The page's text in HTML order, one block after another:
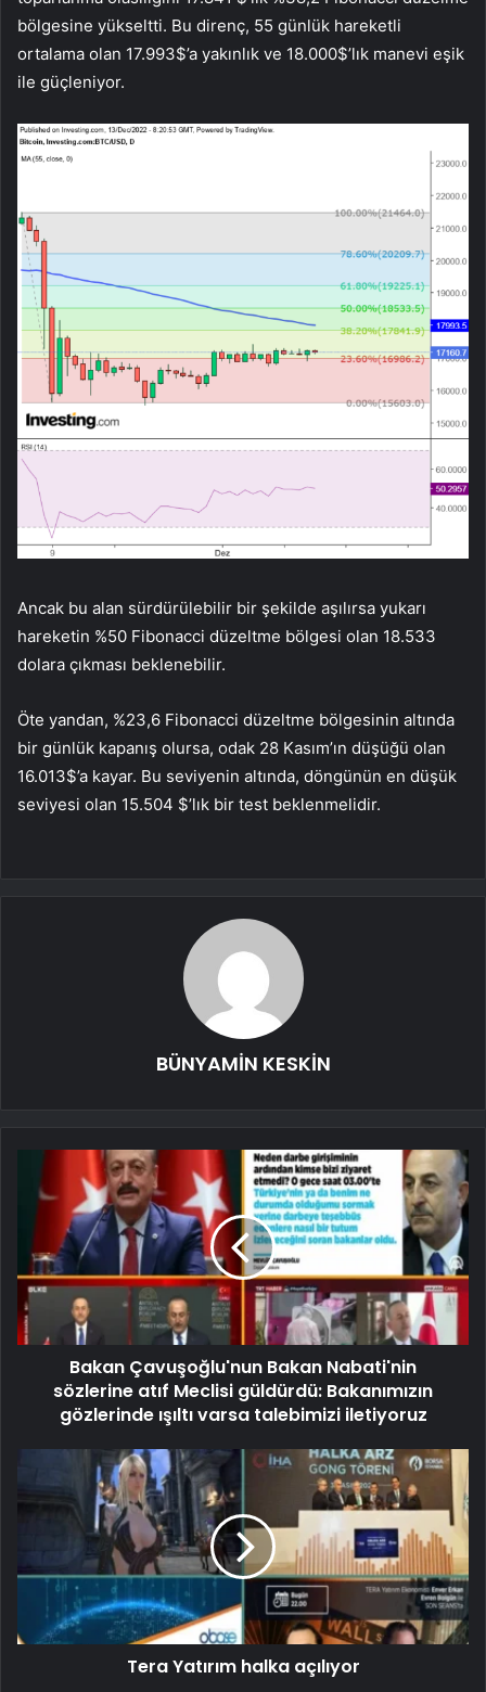
bölgesine yükseltti. Bu direnç, 55 günlük hareketli
ortalama olan 17.993$’a yakınlık ve 18.000$’lık manevi eşik
ile güçleniyor.
Ancak bu alan sürdürülebilir bir şekilde aşılırsa yukarı
hareketin %50 Fibonacci düzeltme bölgesi olan 18.533
dolara çıkması beklenebilir.
Öte yandan, %23,6 Fibonacci düzeltme bölgesinin altında
bir günlük kapanış olursa, odak 28 Kasım’ın düşüğü olan
16.013$’a kayar. Bu seviyenin altında, döngünün en düşük
seviyesi olan 15.504 $’lık bir test beklenmelidir.
BÜNYAMİN KESKİN
Bakan Çavuşoğlu'nun Bakan Nabati'nin
sözlerine atıf Meclisi güldürdü: Bakanımızın
gözlerinde ışıltı varsa talebimizi iletiyoruz
Tera Yatırım halka açılıyor